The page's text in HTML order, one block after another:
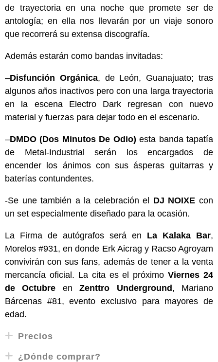
de trayectoria en una noche que promete ser de
antología; en ella nos llevarán por un viaje sonoro
que recorrerá su extensa discografía.
Además estarán como bandas invitadas:
–Disfunción Orgánica, de León, Guanajuato; tras
algunos años inactivos pero con una larga trayectoria
en la escena Electro Dark regresan con nuevo
material y fuerzas para dejar todo en el escenario.
–DMDO (Dos Minutos De Odio) esta banda tapatía
de Metal-Industrial serán los encargados de
encender los ánimos con sus ásperas guitarras y
baterías contundentes.
-Se une también a la celebración el DJ NOIXE con
un set especialmente diseñado para la ocasión.
La Firma de autógrafos será en La Kalaka Bar,
Morelos #931, en donde Erk Aicrag y Racso Agroyam
convivirán con sus fans, además de tener a la venta
mercancía oficial. La cita es el próximoViernes 24
de Octubre en Zenttro Underground , Mariano
Bárcenas #81, evento exclusivo para mayores de
edad.
Precios
¿Dónde comprar?